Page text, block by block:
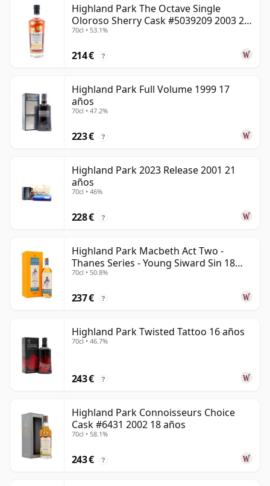
Highland Park The Octave Single
Oloroso Sherry Cask #5039209 2003 22
años
70cl • 53.1%
214 € ?
Highland Park Full Volume 1999 17
años
70cl • 47.2%
223 € ?
Highland Park 2023 Release 2001 21
años
70cl • 46%
228 € ?
Highland Park Macbeth Act Two -
Thanes Series - Young Siward Sin 18
años
70cl • 50.8%
237 € ?
Highland Park Twisted Tattoo 16 años
70cl • 46.7%
243 € ?
Highland Park Connoisseurs Choice
Cask #6431 2002 18 años
70cl • 58.1%
243 € ?